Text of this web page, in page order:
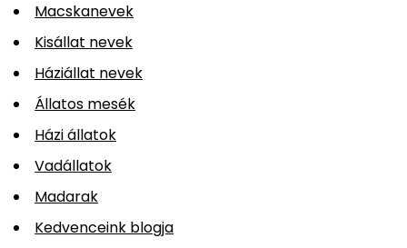
Macskanevek
Kisállat nevek
Háziállat nevek
Állatos mesék
Házi állatok
Vadállatok
Madarak
Kedvenceink blogja